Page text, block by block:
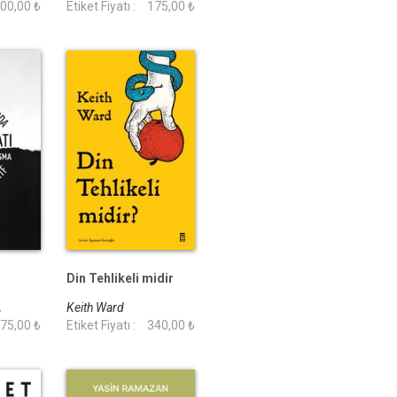
₺
Etiket Fiyatı :
175,00 ₺
₺
Din Tehlikeli midir
Keith Ward
Etiket Fiyatı :
340,00 ₺